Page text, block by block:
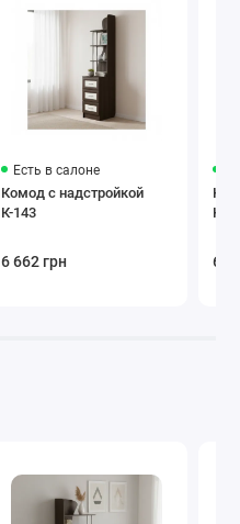
Есть в салоне
Комод с надстройкой
К-143
6 662 грн
К-
6